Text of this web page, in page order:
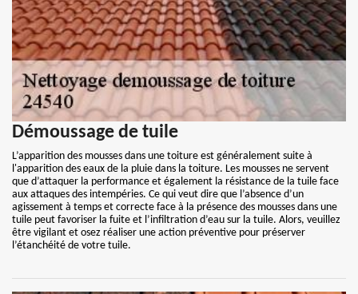
Démoussage de tuile
L’apparition des mousses dans une toiture est généralement suite à
l'apparition des eaux de la pluie dans la toiture. Les mousses ne servent
que d’attaquer la performance et également la résistance de la tuile face
aux attaques des intempéries. Ce qui veut dire que l’absence d’un
agissement à temps et correcte face à la présence des mousses dans une
tuile peut favoriser la fuite et l’infiltration d’eau sur la tuile. Alors, veuillez
être vigilant et osez réaliser une action préventive pour préserver
l’étanchéité de votre tuile.